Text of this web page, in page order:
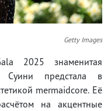
Getty Images
2025 знаменитая
Суини предстала в
mermaidcore. Её
на акцентные